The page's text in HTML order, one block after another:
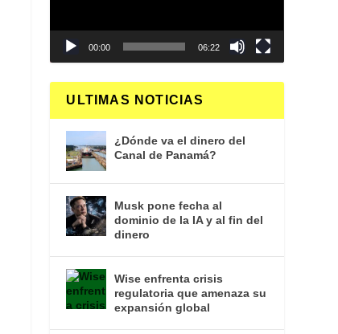
00:00 06:22
ULTIMAS NOTICIAS
¿Dónde va el dinero del
Canal de Panamá?
Musk pone fecha al
dominio de la IA y al fin del
dinero
Wise enfrenta crisis
regulatoria que amenaza su
expansión global